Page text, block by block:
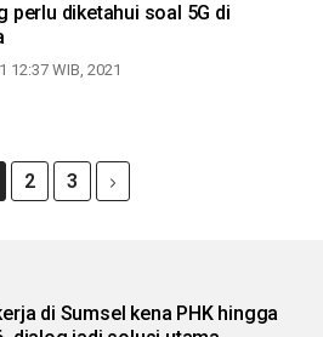
diketahui soal 5G di
12:37 WIB, 2021
2 3
di Sumsel kena PHK hingga